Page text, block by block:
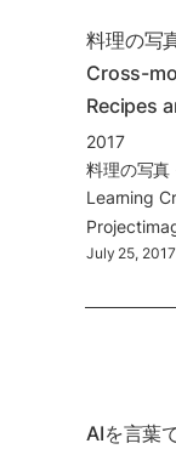
料理の写
Cross-
Recipes
2017
料理の写
Project
July 25, 2017
AIを言葉